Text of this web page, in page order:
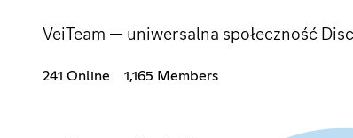
VeiTeam — uniwersalna społeczność
241 Online 1,165 Members